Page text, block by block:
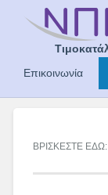
Επικοινωνία
ΒΡΙΣΚΕΣΤΕ ΕΔΩ: